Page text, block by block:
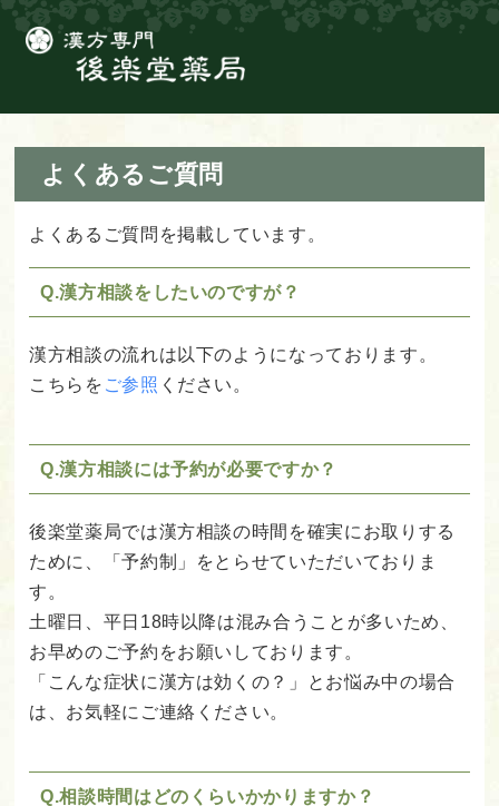
よくあるご質問
よくあるご質問を掲載しています。
Q.漢方相談をしたいのですが？
漢方相談の流れは以下のようになっております。
こちらを ご参照 ください。
Q.漢方相談には予約が必要ですか？
後楽堂薬局では漢方相談の時間を確実にお取りする
ために、「予約制」をとらせていただいておりま
す。
土曜日、平日18時以降は混み合うことが多いため、
お早めのご予約をお願いしております。
「こんな症状に漢方は効くの？」とお悩み中の場合
は、お気軽にご連絡ください。
Q.相談時間はどのくらいかかりますか？